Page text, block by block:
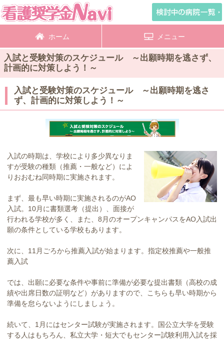
入試と受験対策のスケジュール ～出願時期を逃さず、
計画的に対策しよう！～
ホーム メニュー
入試と受験対策のスケジュール ～出願時期を逃さ
ず、計画的に対策しよう！～
入試の時期は、学校により多少異なりま
すが受験の種類（推薦・一般など）によ
りおおむね同時期に実施されます。
まず、最も早い時期に実施されるのがAO
入試。10月に書類選考（提出）、面接が
行われる学校が多く、また、8月のオープンキャンパスをAO入試出
願の条件としている学校もあります。
次に、11月ごろから推薦入試が始まります。指定校推薦や一般推
薦入試
では、出願に必要な条件や事前に準備が必要な提出書類（高校の成
績や出席日数の証明など）がありますので、こちらも早い時期から
準備を怠らないようにしましょう。
続いて、1月にはセンター試験が実施されます。国公立大学を受験
する人はもちろん、私立大学・短大でもセンター試験利用入試を採